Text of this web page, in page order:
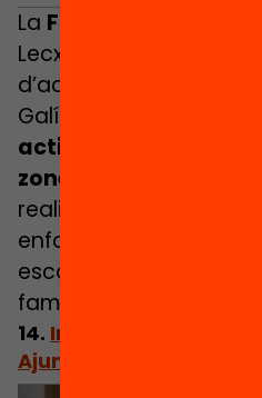
La Fundació Meniños
Lecxit en una
d’acompanyament
Galícia. Amb
més de
actives, el programa
zones rurals i disperses
realitat territorial i
enfocament
escoles, serveis
famílies, generant
14. Implementar Lecxit
Ajuntament: l’exemple